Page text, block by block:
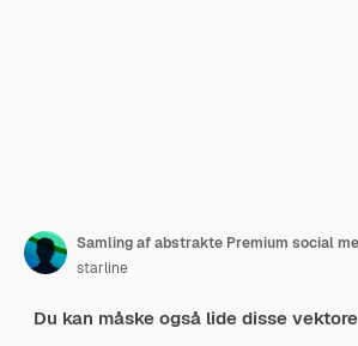
starline
Du kan måske også lide disse